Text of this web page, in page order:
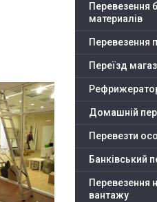
Перевезення
материалів
Перевезення
Переїзд
Домашній
Перевезти
Банківський
Перевезення
вантажу